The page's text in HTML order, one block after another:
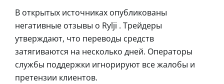
В открытых источниках опубликованы
негативные отзывы о Rylji . Трейдеры
утверждают, что переводы средств
затягиваются на несколько дней. Операторы
службы поддержки игнорируют все жалобы и
претензии клиентов.